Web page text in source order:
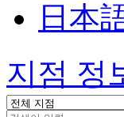
日本
지점 정